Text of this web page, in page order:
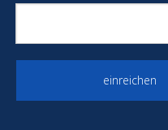
einreichen